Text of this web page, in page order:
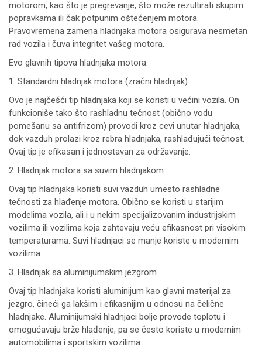
motorom, kao što je pregrevanje, što može rezultirati skupim
popravkama ili čak potpunim oštećenjem motora.
Pravovremena zamena hladnjaka motora osigurava nesmetan
rad vozila i čuva integritet vašeg motora.
Evo glavnih tipova hladnjaka motora:
1. Standardni hladnjak motora (zračni hladnjak)
Ovo je najčešći tip hladnjaka koji se koristi u većini vozila. On
funkcioniše tako što rashladnu tečnost (obično vodu
pomešanu sa antifrizom) provodi kroz cevi unutar hladnjaka,
dok vazduh prolazi kroz rebra hladnjaka, rashlađujući tečnost.
Ovaj tip je efikasan i jednostavan za održavanje.
2. Hladnjak motora sa suvim hladnjakom
Ovaj tip hladnjaka koristi suvi vazduh umesto rashladne
tečnosti za hlađenje motora. Obično se koristi u starijim
modelima vozila, ali i u nekim specijalizovanim industrijskim
vozilima ili vozilima koja zahtevaju veću efikasnost pri visokim
temperaturama. Suvi hladnjaci se manje koriste u modernim
vozilima.
3. Hladnjak sa aluminijumskim jezgrom
Ovaj tip hladnjaka koristi aluminijum kao glavni materijal za
jezgro, čineći ga lakšim i efikasnijim u odnosu na čelične
hladnjake. Aluminijumski hladnjaci bolje provode toplotu i
omogućavaju brže hlađenje, pa se često koriste u modernim
automobilima i sportskim vozilima.